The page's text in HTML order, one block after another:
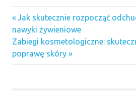
Nawigacja
wpisu
Previous
Post:
Jak skutecznie rozpocząć
nawyki żywieniowe
Next
Post:
Zabiegi kosmetologiczne:
poprawę skóry